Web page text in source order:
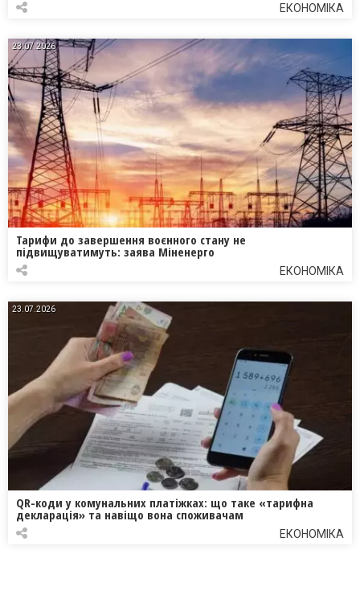
ЕКОНОМІКА
23.07.2026
Тарифи до завершення воєнного стану не
підвищуватимуть: заява Міненерго
ЕКОНОМІКА
23.07.2026
QR-коди у комунальних платіжках: що таке «тарифна
декларація» та навіщо вона споживачам
ЕКОНОМІКА